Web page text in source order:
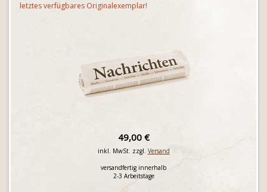
letztes verfügbares Originalexemplar!
49,00 €
inkl. MwSt. zzgl. Versand
versandfertig innerhalb
2-3 Arbeitstage